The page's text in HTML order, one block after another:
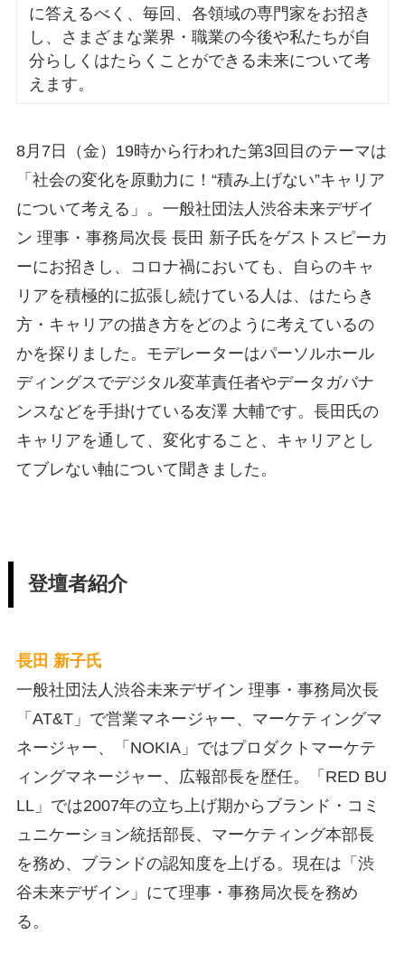
に答えるべく、毎回、各領域の専門家をお招き
し、さまざまな業界・職業の今後や私たちが自
分らしくはたらくことができる未来について考
えます。
8月7日（金）19時から行われた第3回目のテーマは
「社会の変化を原動力に！“積み上げない”キャリア
について考える」。一般社団法人渋谷未来デザイ
ン 理事・事務局次長 長田 新子氏をゲストスピーカ
ーにお招きし、コロナ禍においても、自らのキャ
リアを積極的に拡張し続けている人は、はたらき
方・キャリアの描き方をどのように考えているの
かを探りました。モデレーターはパーソルホール
ディングスでデジタル変革責任者やデータガバナ
ンスなどを手掛けている友澤 大輔です。長田氏の
キャリアを通して、変化すること、キャリアとし
てブレない軸について聞きました。
登壇者紹介
長田 新子氏
一般社団法人渋谷未来デザイン 理事・事務局次長
「AT&T」で営業マネージャー、マーケティングマ
ネージャー、「NOKIA」ではプロダクトマーケテ
ィングマネージャー、広報部長を歴任。「RED BU
LL」では2007年の立ち上げ期からブランド・コミ
ュニケーション統括部長、マーケティング本部長
を務め、ブランドの認知度を上げる。現在は「渋
谷未来デザイン」にて理事・事務局次長を務め
る。